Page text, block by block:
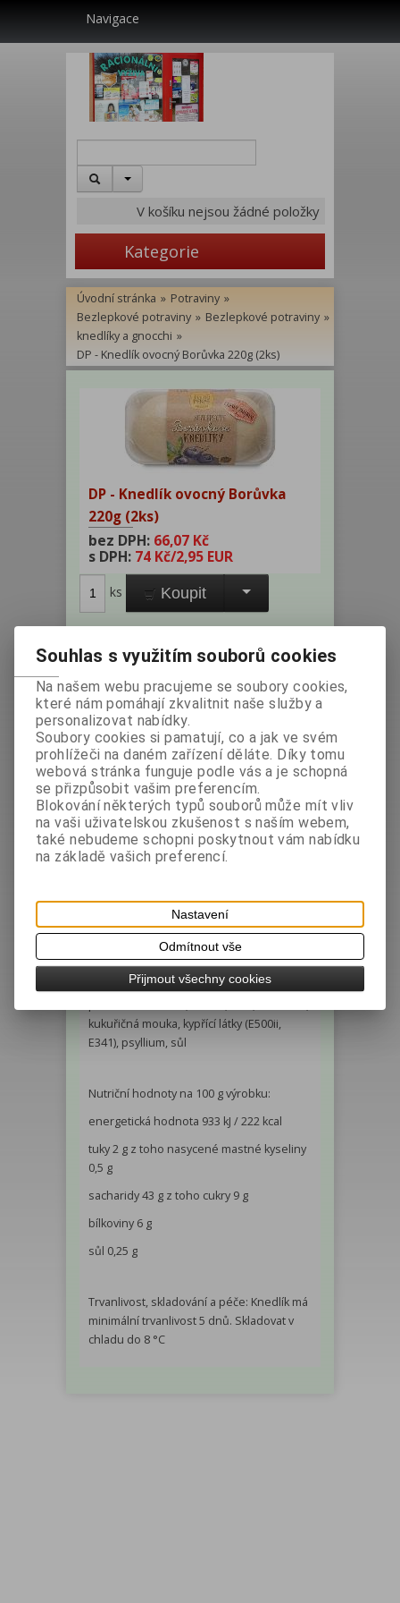
Navigace
V košíku nejsou žádné položky
Kategorie
Úvodní stránka » Potraviny »
Bezlepkové potraviny » Bezlepkové potraviny »
knedlíky a gnocchi »
DP - Knedlík ovocný Borůvka 220g (2ks)
DP - Knedlík ovocný Borůvka
220g (2ks)
bez DPH: 66,07 Kč
s DPH: 74 Kč/2,95 EUR
ks Koupit
Katalogové číslo:007024
Hmotnost: 0,22 kg
EAN:8594199155044
Dotaz na výrobek
Doporučit výrobek
Tisk
Podrobný popis Diskuze
Složení: pitná voda, borůvky, škrob
(kukuřičný, bramborový, rýžový, tapiokový),
rýžová mouka, celozrnná rýžová mouka,
fazolová mouka, stabilizátory (E464, E415),
kukuřičná mouka, kypřící látky (E500ii,
E341), psyllium, sůl
Nutriční hodnoty na 100 g výrobku:
energetická hodnota 933 kJ / 222 kcal
tuky 2 g z toho nasycené mastné kyseliny
0,5 g
sacharidy 43 g z toho cukry 9 g
bílkoviny 6 g
sůl 0,25 g
Trvanlivost, skladování a péče: Knedlík má
minimální trvanlivost 5 dnů. Skladovat v
chladu do 8 °C
Souhlas s využitím souborů cookies
Na našem webu pracujeme se soubory cookies,
které nám pomáhají zkvalitnit naše služby a
personalizovat nabídky.
Soubory cookies si pamatují, co a jak ve svém
prohlížeči na daném zařízení děláte. Díky tomu
webová stránka funguje podle vás a je schopná
se přizpůsobit vašim preferencím.
Blokování některých typů souborů může mít vliv
na vaši uživatelskou zkušenost s naším webem,
také nebudeme schopni poskytnout vám nabídku
na základě vašich preferencí.
Nastavení
Odmítnout vše
Přijmout všechny cookies